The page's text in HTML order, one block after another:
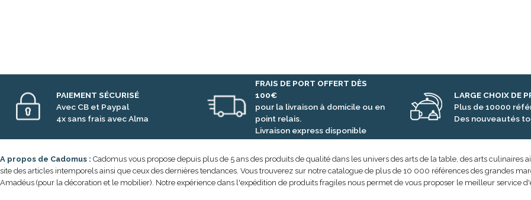
PAIEMENT SÉCURISÉ
Avec CB et Paypal
4x sans frais avec Alma
FRAIS DE PORT OFFERT DÈS
100€
pour la livraison à domicile ou en
point relais.
Livraison express disponible
LARGE CHOIX DE
Plus de 10000
Des nouveautés
A propos de Cadomus : Cadomus vous propose depuis plus de 5 ans des produits de qualité dans les univers des arts de la table, des arts
site des articles intemporels ainsi que ceux des dernières tendances. Vous trouverez sur notre catalogue de plus de 10 000 références des grandes
Amadéus (pour la décoration et le mobilier). Notre expérience dans l'expédition de produits fragiles nous permet de vous proposer le meilleur service